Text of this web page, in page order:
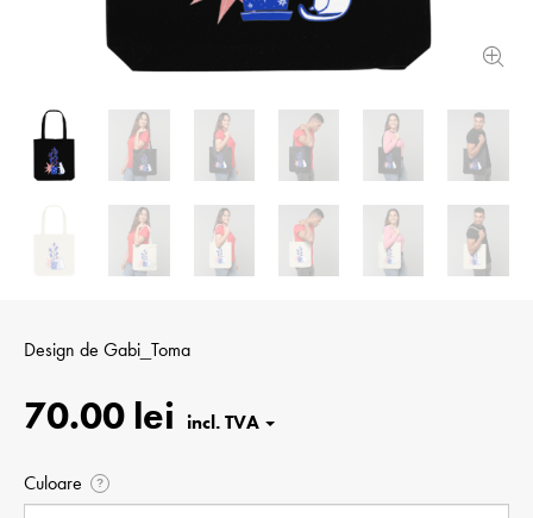
Design de Gabi_Toma
70.00 lei
Culoare ?